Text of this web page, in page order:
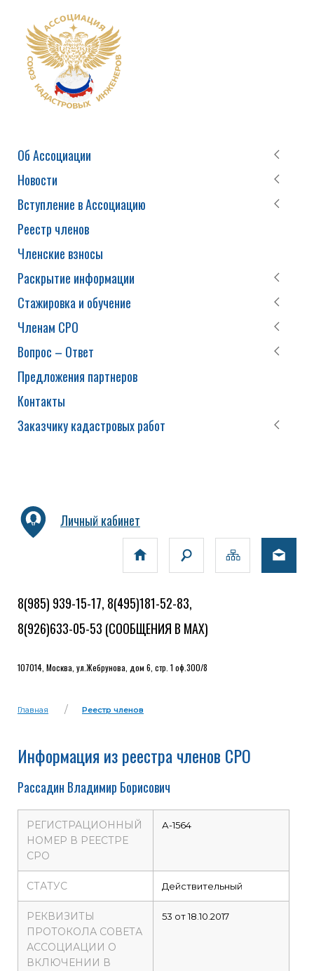
Об Ассоциации
Новости
Вступление в Ассоциацию
Реестр членов
Членские взносы
Раскрытие информации
Стажировка и обучение
Членам СРО
Вопрос – Ответ
Предложения партнеров
Контакты
Заказчику кадастровых работ
Личный кабинет
8(985) 939-15-17, 8(495)181-52-83,
8(926)633-05-53 (СООБЩЕНИЯ В MAX)
107014, Москва, ул.Жебрунова, дом 6, стр. 1 оф.300/8
Главная Реестр членов
Информация из реестра членов СРО
Рассадин Владимир Борисович
РЕГИСТРАЦИОННЫЙ
НОМЕР В РЕЕСТРЕ
СРО
А-1564
СТАТУС Действительный
РЕКВИЗИТЫ
ПРОТОКОЛА СОВЕТА
АССОЦИАЦИИ О
ВКЛЮЧЕНИИ В
53 от 18.10.2017